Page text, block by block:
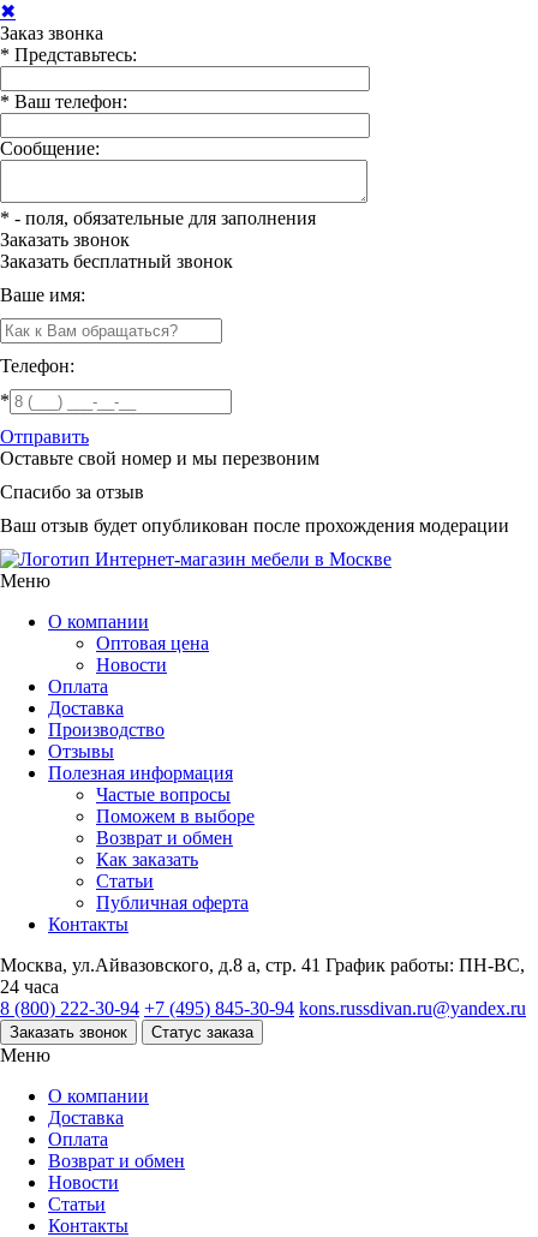
✖
Заказ звонка
* Представьтесь:
* Ваш телефон:
Сообщение:
* - поля, обязательные для заполнения
Заказать звонок
Заказать бесплатный звонок
Ваше имя:
Телефон:
*
Отправить
Оставьте свой номер и мы перезвоним
Спасибо за отзыв
Ваш отзыв будет опубликован после прохождения модерации
Интернет-магазин мебели в Москве
Меню
О компании
Оптовая цена
Новости
Оплата
Доставка
Производство
Отзывы
Полезная информация
Частые вопросы
Поможем в выборе
Возврат и обмен
Как заказать
Статьи
Публичная оферта
Контакты
Москва, ул.Айвазовского, д.8 а, стр. 41 График работы: ПН-ВС,
24 часа
8 (800) 222-30-94 +7 (495) 845-30-94 kons.russdivan.ru@yandex.ru
Заказать звонок Статус заказа
Меню
О компании
Доставка
Оплата
Возврат и обмен
Новости
Статьи
Контакты